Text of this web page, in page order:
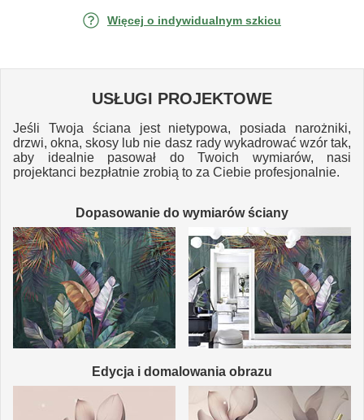
Więcej o indywidualnym szkicu
USŁUGI PROJEKTOWE
Jeśli Twoja ściana jest nietypowa, posiada narożniki,
drzwi, okna, skosy lub nie dasz rady wykadrować wzór tak,
aby idealnie pasował do Twoich wymiarów, nasi
projektanci bezpłatnie zrobią to za Ciebie profesjonalnie.
Dopasowanie do wymiarów ściany
Edycja i domalowania obrazu